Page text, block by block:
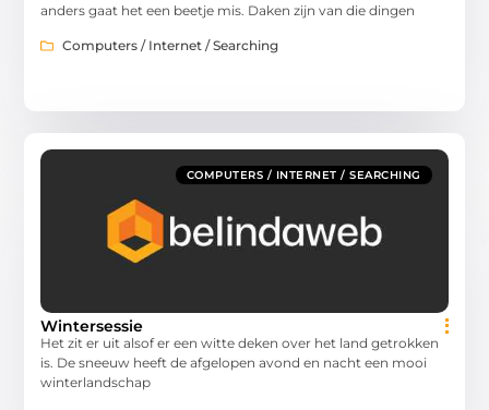
anders gaat het een beetje mis. Daken zijn van die dingen
Computers / Internet / Searching
COMPUTERS / INTERNET / SEARCHING
Wintersessie
Het zit er uit alsof er een witte deken over het land getrokken
is. De sneeuw heeft de afgelopen avond en nacht een mooi
winterlandschap